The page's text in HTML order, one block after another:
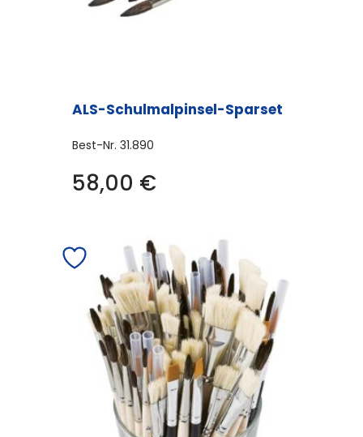
ALS-Schulmalpinsel-Sparset
Best-Nr. 31.890
58,00 €